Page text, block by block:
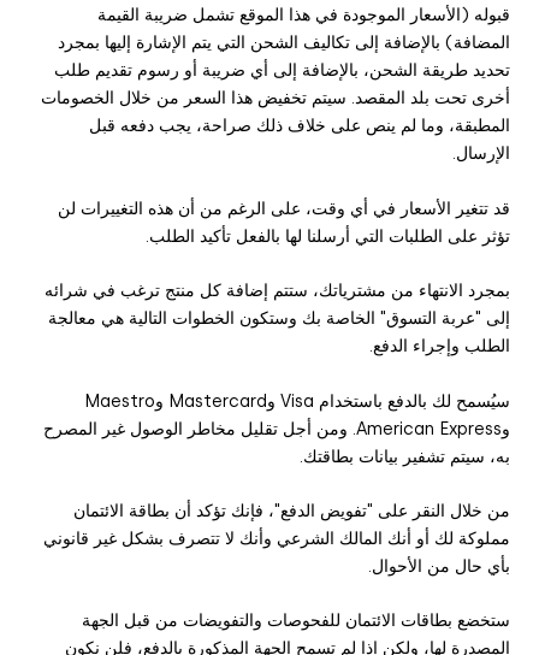
قبوله (الأسعار الموجودة في هذا الموقع تشمل ضريبة القيمة
المضافة) بالإضافة إلى تكاليف الشحن التي يتم الإشارة إليها بمجرد
تحديد طريقة الشحن، بالإضافة إلى أي ضريبة أو رسوم تقديم طلب
أخرى تحت بلد المقصد. سيتم تخفيض هذا السعر من خلال الخصومات
المطبقة، وما لم ينص على خلاف ذلك صراحة، يجب دفعه قبل
الإرسال.
قد تتغير الأسعار في أي وقت، على الرغم من أن هذه التغييرات لن
تؤثر على الطلبات التي أرسلنا لها بالفعل تأكيد الطلب.
بمجرد الانتهاء من مشترياتك، ستتم إضافة كل منتج ترغب في شرائه
إلى "عربة التسوق" الخاصة بك وستكون الخطوات التالية هي معالجة
الطلب وإجراء الدفع.
سيُسمح لك بالدفع باستخدام Visa وMastercard وMaestro
وAmerican Express. ومن أجل تقليل مخاطر الوصول غير المصرح
به، سيتم تشفير بيانات بطاقتك.
من خلال النقر على "تفويض الدفع"، فإنك تؤكد أن بطاقة الائتمان
مملوكة لك أو أنك المالك الشرعي وأنك لا تتصرف بشكل غير قانوني
بأي حال من الأحوال.
ستخضع بطاقات الائتمان للفحوصات والتفويضات من قبل الجهة
المصدرة لها، ولكن إذا لم تسمح الجهة المذكورة بالدفع، فلن نكون